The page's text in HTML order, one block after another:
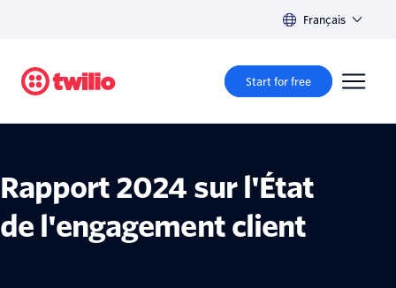
Français
Start for free
Rapport 2024 sur l'État
de l'engagement client